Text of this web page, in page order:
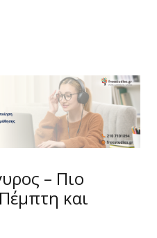
– Πιο
και